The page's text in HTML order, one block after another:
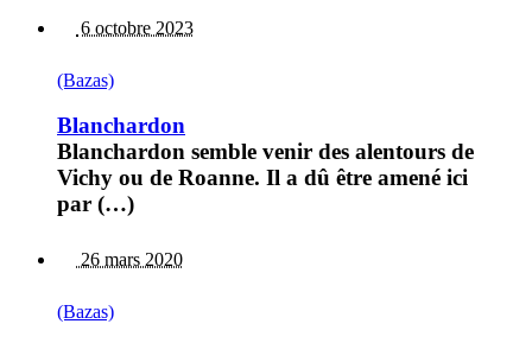
6 octobre 2023
(Bazas)
Blanchardon
Blanchardon semble venir des alentours de
Vichy ou de Roanne. Il a dû être amené ici
par (…)
26 mars 2020
(Bazas)